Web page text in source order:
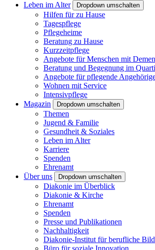
Leben im Alter
Dropdown umschalten
Hilfen für zu Hause
Tagespflege
Pflegeheime
Beratung zu Hause
Kurzzeitpflege
Angebote für Menschen mit
Beratung und Begegnung im
Angebote für pflegende
Wohnen mit Service
Intensivpflege
Magazin
Dropdown umschalten
Themen
Jugend & Familie
Gesundheit & Soziales
Leben im Alter
Karriere
Spenden
Ehrenamt
Über uns
Dropdown umschalten
Diakonie im Überblick
Diakonie & Kirche
Ehrenamt
Spenden
Presse und Publikationen
Nachhaltigkeit
Diakonie-Institut für berufliche
Büro für soziale Innovation